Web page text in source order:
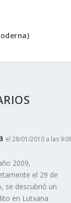
el 28/01/2010 a las
2009,
el 29 de
se descubrió un
en Lutxana